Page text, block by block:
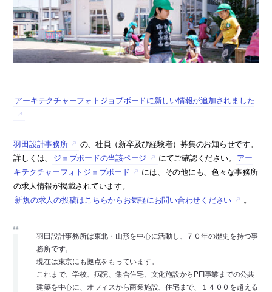
アーキテクチャーフォトジョブボードに新しい情報が追加されました
羽田設計事務所
の、社員（新卒及び経験者）募集のお知らせです。
詳しくは、
ジョブボードの当該ページ にてご確認ください。 アー
キテクチャーフォトジョブボード
には、その他にも、色々な事務所
の求人情報が掲載されています。
新規の求人の投稿はこちらからお気軽にお問い合わせください
。
羽田設計事務所は東北・山形を中心に活動し、７０年の歴史を持つ事
務所です。
現在は東京にも拠点をもっています。
これまで、学校、病院、集合住宅、文化施設からPFI事業までの公共
建築を中心に、オフィスから商業施設、住宅まで、１４００を超える